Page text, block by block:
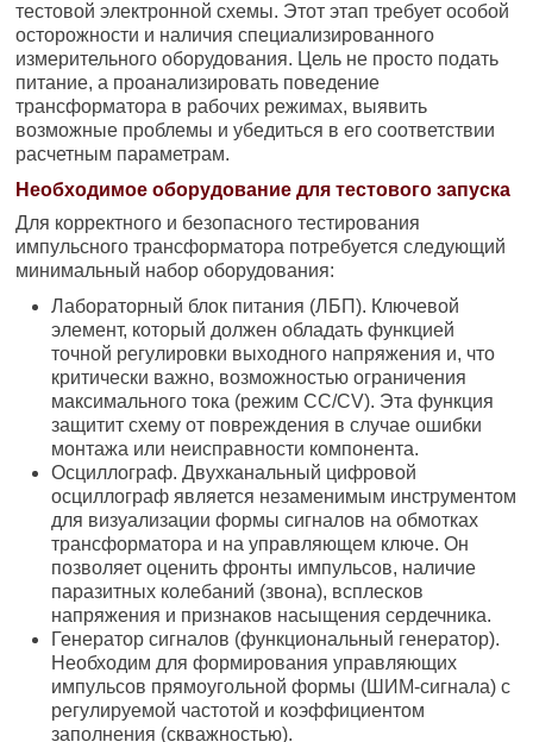
тестовой электронной схемы. Этот этап требует особой
осторожности и наличия специализированного
измерительного оборудования. Цель не просто подать
питание, а проанализировать поведение
трансформатора в рабочих режимах, выявить
возможные проблемы и убедиться в его соответствии
расчетным параметрам.
Необходимое оборудование для тестового запуска
Для корректного и безопасного тестирования
импульсного трансформатора потребуется следующий
минимальный набор оборудования:
Лабораторный блок питания (ЛБП). Ключевой
элемент, который должен обладать функцией
точной регулировки выходного напряжения и, что
критически важно, возможностью ограничения
максимального тока (режим CC/CV). Эта функция
защитит схему от повреждения в случае ошибки
монтажа или неисправности компонента.
Осциллограф. Двухканальный цифровой
осциллограф является незаменимым инструментом
для визуализации формы сигналов на обмотках
трансформатора и на управляющем ключе. Он
позволяет оценить фронты импульсов, наличие
паразитных колебаний (звона), всплесков
напряжения и признаков насыщения сердечника.
Генератор сигналов (функциональный генератор).
Необходим для формирования управляющих
импульсов прямоугольной формы (ШИМ-сигнала) с
регулируемой частотой и коэффициентом
заполнения (скважностью).